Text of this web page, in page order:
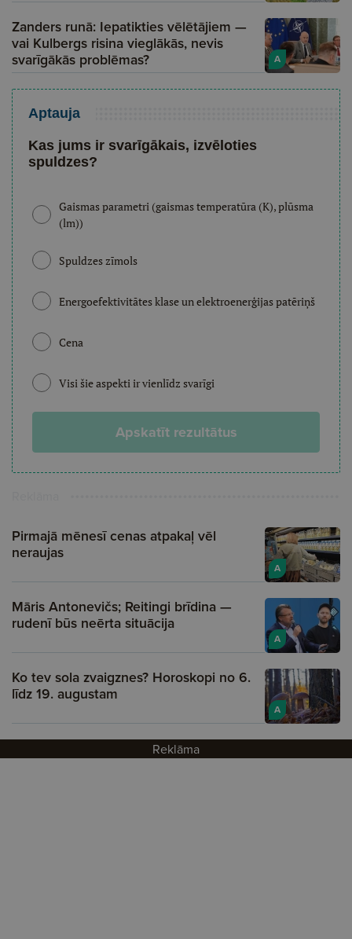
A
Zanders runā: Iepatikties vēlētājiem —
vai Kulbergs risina vieglākās, nevis
svarīgākās problēmas?
Aptauja
Kas jums ir svarīgākais, izvēloties
spuldzes?
Gaismas parametri (gaismas temperatūra (K), plūsma
(lm))
Spuldzes zīmols
Energoefektivitātes klase un elektroenerģijas patēriņš
Cena
Visi šie aspekti ir vienlīdz svarīgi
Apskatīt rezultātus
A
Pirmajā mēnesī cenas atpakaļ vēl
neraujas
A
Māris Antonevičs; Reitingi brīdina —
rudenī būs neērta situācija
A
Ko tev sola zvaigznes? Horoskopi no 6.
līdz 19. augustam
Reklāma